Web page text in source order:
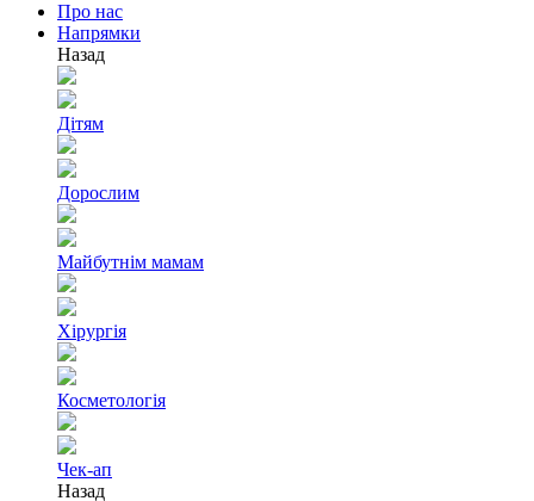
Про нас
Напрямки
Назад
Дітям
Дорослим
Майбутнім мамам
Хірургія
Косметологія
Чек-ап
Назад